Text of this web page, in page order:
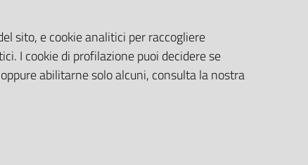
sito, e cookie analitici per raccogliere
I cookie di profilazione puoi decidere se
abilitarne solo alcuni, consulta la nostra